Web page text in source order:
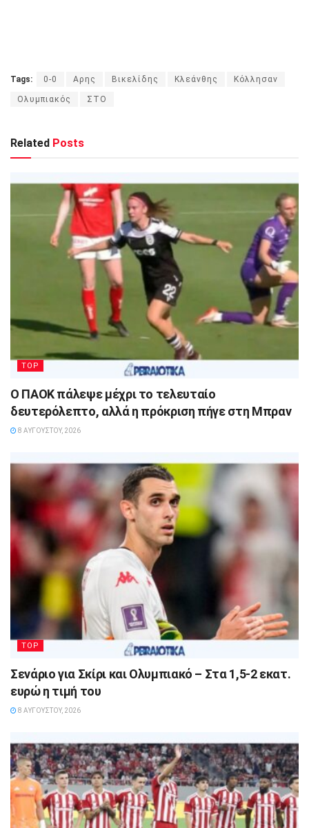
Tags: 0-0 Αρης Βικελίδης Κλεάνθης Κόλλησαν
Ολυμπιακός ΣΤΟ
Related Posts
TOP
Ο ΠΑΟΚ πάλεψε μέχρι το τελευταίο
δευτερόλεπτο, αλλά η πρόκριση πήγε στη Μπραν
8 ΑΥΓΟΎΣΤΟΥ, 2026
TOP
Σενάριο για Σκίρι και Ολυμπιακό – Στα 1,5-2 εκατ.
ευρώ η τιμή του
8 ΑΥΓΟΎΣΤΟΥ, 2026